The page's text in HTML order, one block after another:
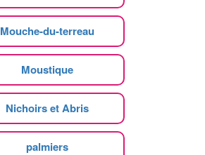
Mouche-du-terreau
Moustique
Nichoirs et Abris
palmiers